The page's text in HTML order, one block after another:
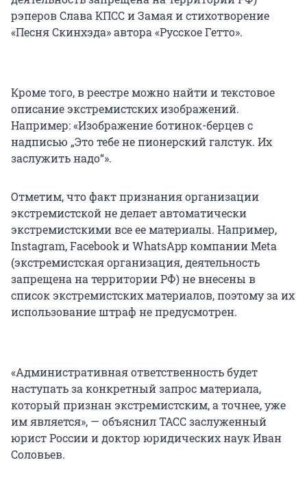
рэперов Слава КПСС и Замая и стихотворение
«Песня Скинхэда» автора «Русское Гетто».
Кроме того, в реестре можно найти и текстовое
описание экстремистских изображений.
Например: «Изображение ботинок-берцев с
надписью „Это тебе не пионерский галстук. Их
заслужить надо“».
Отметим, что факт признания организации
экстремистской не делает автоматически
экстремистскими все ее материалы. Например,
Instagram, Facebook и WhatsАpp компании Meta
(экстремистская организация, деятельность
запрещена на территории РФ) не внесены в
список экстремистских материалов, поэтому за их
использование штраф не предусмотрен.
«Административная ответственность будет
наступать за конкретный запрос материала,
который признан экстремистским, а точнее, уже
им является», — объяснил ТАСС заслуженный
юрист России и доктор юридических наук Иван
Соловьев.